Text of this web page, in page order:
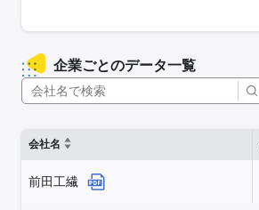
企業ごとのデータ一覧
会社名
前田工繊